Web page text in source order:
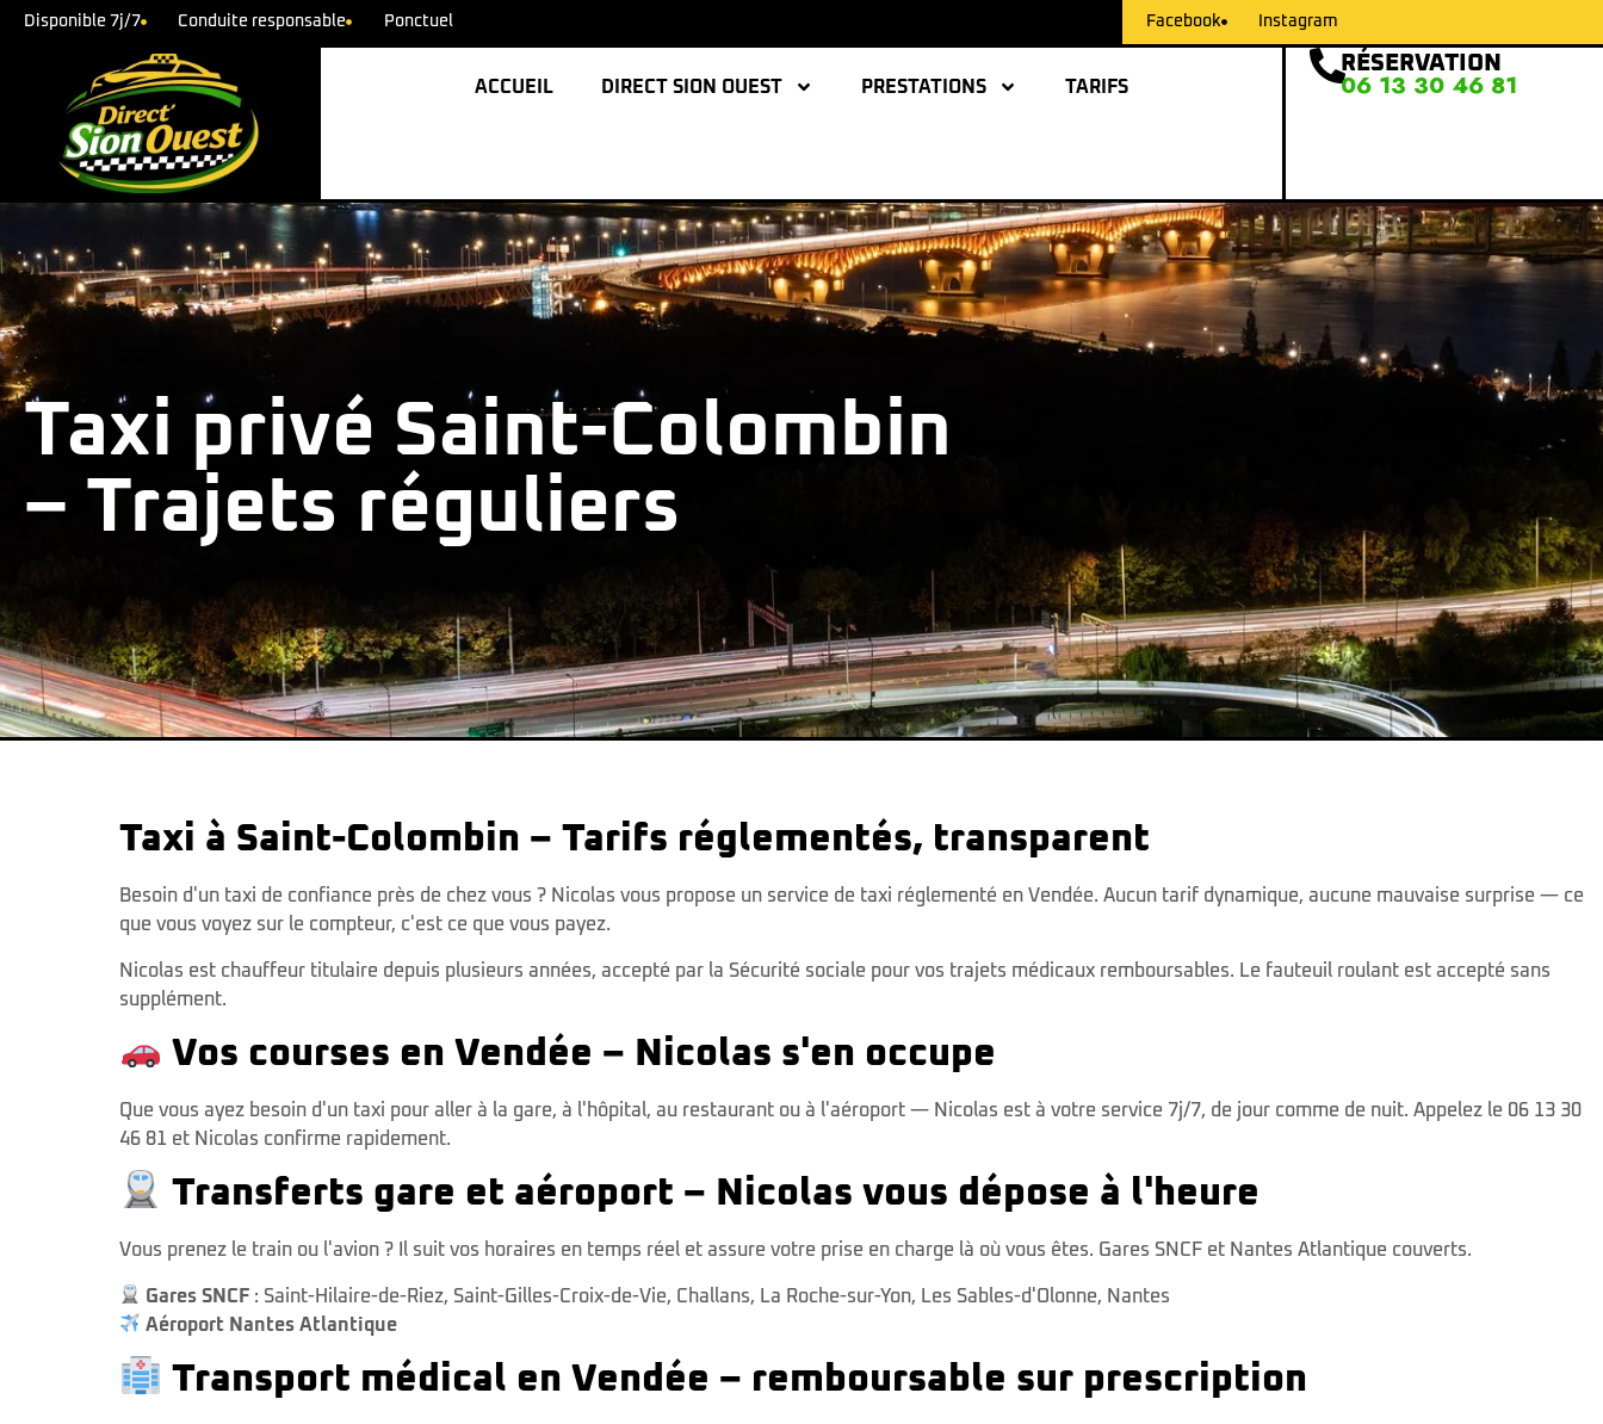
Disponible 7j/7 Conduite responsable Ponctuel Facebook Instagram
ACCUEIL DIRECT SION OUEST PRESTATIONS TARIFS
RÉSERVATION
06 13 30 46 81
Taxi privé Saint-Colombin
– Trajets réguliers
Taxi à Saint-Colombin – Tarifs réglementés, transparent
Besoin d'un taxi de confiance près de chez vous ? Nicolas vous propose un service de taxi réglementé en Vendée. Aucun tarif dynamique, aucune mauvaise surprise — ce
que vous voyez sur le compteur, c'est ce que vous payez.
Nicolas est chauffeur titulaire depuis plusieurs années, accepté par la Sécurité sociale pour vos trajets médicaux remboursables. Le fauteuil roulant est accepté sans
supplément.
Vos courses en Vendée – Nicolas s'en occupe
Que vous ayez besoin d'un taxi pour aller à la gare, à l'hôpital, au restaurant ou à l'aéroport — Nicolas est à votre service 7j/7, de jour comme de nuit. Appelez le 06 13 30
46 81 et Nicolas confirme rapidement.
Transferts gare et aéroport – Nicolas vous dépose à l'heure
Vous prenez le train ou l'avion ? Il suit vos horaires en temps réel et assure votre prise en charge là où vous êtes. Gares SNCF et Nantes Atlantique couverts.
Gares SNCF : Saint-Hilaire-de-Riez, Saint-Gilles-Croix-de-Vie, Challans, La Roche-sur-Yon, Les Sables-d'Olonne, Nantes
Aéroport Nantes Atlantique
Transport médical en Vendée – remboursable sur prescription